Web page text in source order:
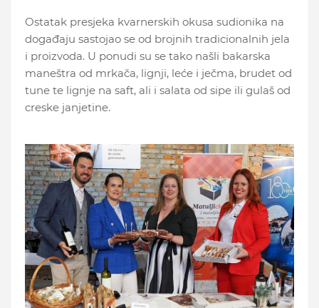
Ostatak presjeka kvarnerskih okusa sudionika na
događaju sastojao se od brojnih tradicionalnih jela
i proizvoda. U ponudi su se tako našli bakarska
maneštra od mrkača, lignji, leće i ječma, brudet od
tune te lignje na saft, ali i salata od sipe ili gulaš od
creske janjetine.